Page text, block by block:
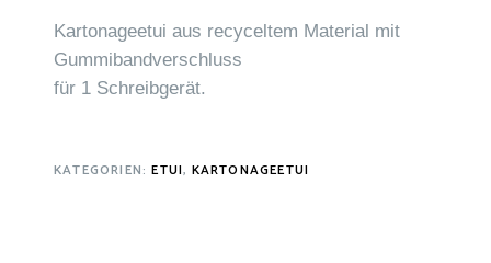
Kartonageetui aus recyceltem Material mit
Gummibandverschluss
für 1 Schreibgerät.
KATEGORIEN:ETUI, KARTONAGEETUI